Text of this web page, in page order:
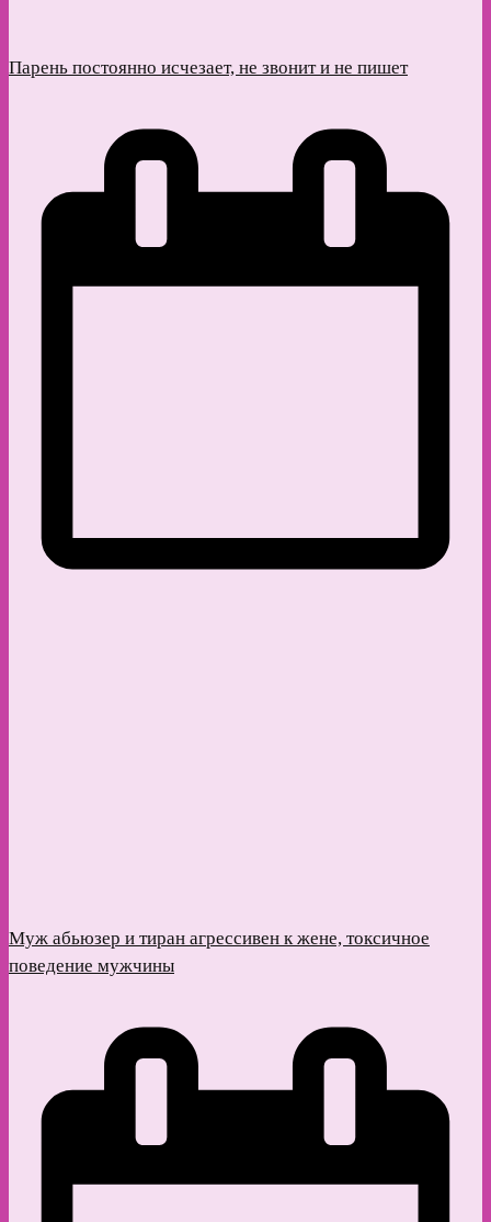
Парень постоянно исчезает, не звонит и не пишет
Муж абьюзер и тиран агрессивен к жене, токсичное
поведение мужчины